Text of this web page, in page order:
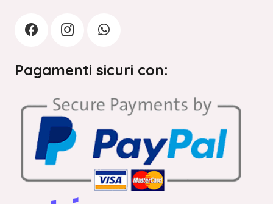
Pagamenti sicuri con: